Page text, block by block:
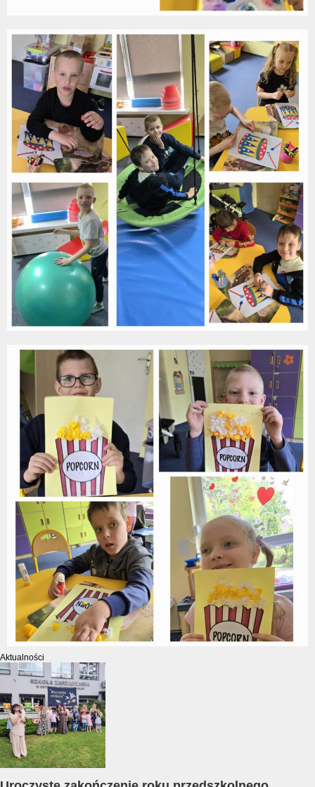
Aktualności